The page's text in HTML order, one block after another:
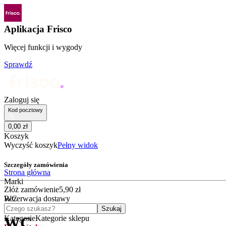
Aplikacja Frisco
Więcej funkcji i wygody
Sprawdź
Zaloguj się
Kod pocztowy
0,00 zł
Koszyk
Wyczyść koszykPełny widok
Szczegóły zamówienia
Złóż zamówienie5,90 zł
Rezerwacja dostawy
Czego szukasz?
Szukaj
KategorieKategorie sklepu
Strona główna
Marki
WC